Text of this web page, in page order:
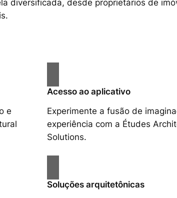
diversificada, desde proprietários de
e
Acesso ao aplicativo
Experimente a fusão de
experiência com a Études
Solutions.
Soluções arquitetônicas